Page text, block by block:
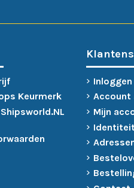
Keurmerk
Inloggen
Account
Mijn
Identiteit